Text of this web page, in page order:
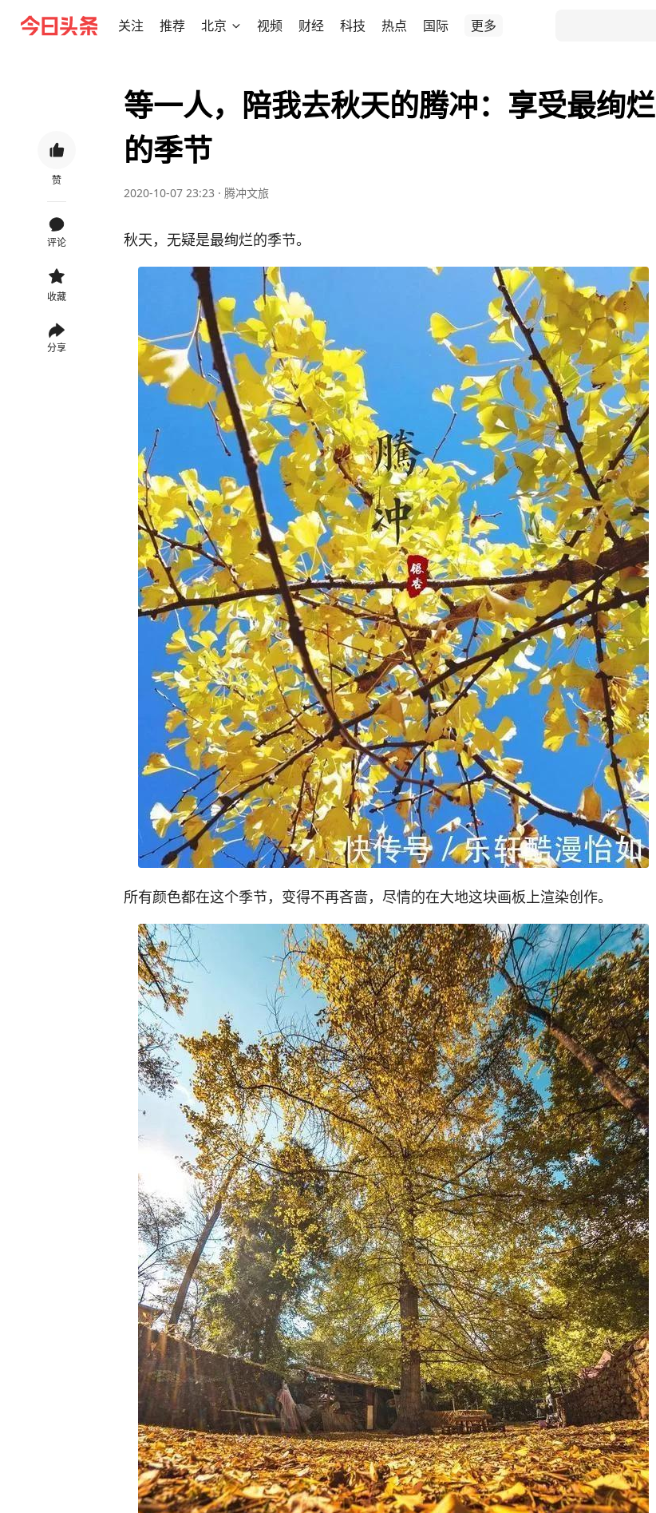
关注 推荐 北京 视频 财经 科技 热点 国际 更多
赞
评论
收藏
分享
等一人，陪我去秋天的腾冲：享受最绚烂
的季节
2020-10-07 23:23 · 腾冲文旅
秋天，无疑是最绚烂的季节。
所有颜色都在这个季节，变得不再吝啬，尽情的在大地这块画板上渲染创作。